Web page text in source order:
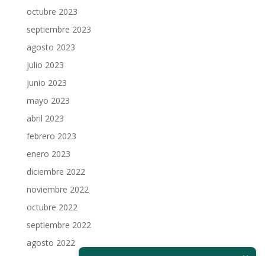
octubre 2023
septiembre 2023
agosto 2023
julio 2023
junio 2023
mayo 2023
abril 2023
febrero 2023
enero 2023
diciembre 2022
noviembre 2022
octubre 2022
septiembre 2022
agosto 2022